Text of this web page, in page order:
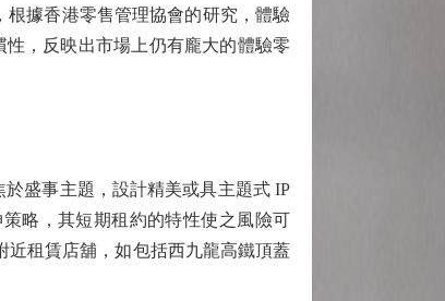
根據香港零售管理協會的研究，體驗
，反映出市場上仍有龐大的體驗零
盛事主題，設計精美或具主題式 IP
略，其短期租約的特性使之風險可
近租賃店舖，如包括西九龍高鐵頂蓋